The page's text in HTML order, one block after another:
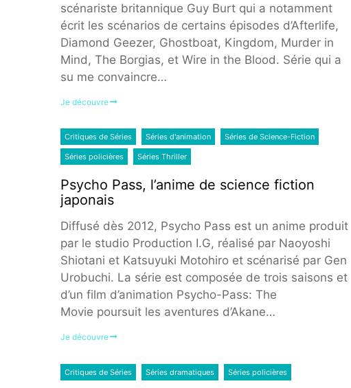
scénariste britannique Guy Burt qui a notamment
écrit les scénarios de certains épisodes d’Afterlife,
Diamond Geezer, Ghostboat, Kingdom, Murder in
Mind, The Borgias, et Wire in the Blood. Série qui a
su me convaincre…
Je découvre
Critiques de Séries Séries d'animation Séries de Science-Fiction
Séries policières Séries Thriller
Psycho Pass, l’anime de science fiction
japonais
Diffusé dès 2012, Psycho Pass est un anime produit
par le studio Production I.G, réalisé par Naoyoshi
Shiotani et Katsuyuki Motohiro et scénarisé par Gen
Urobuchi. La série est composée de trois saisons et
d’un film d’animation Psycho-Pass: The
Movie poursuit les aventures d’Akane…
Je découvre
Critiques de Séries Séries dramatiques Séries policières